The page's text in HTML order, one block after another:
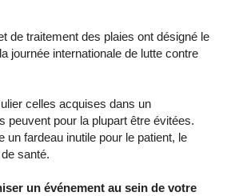
de traitement des plaies ont désigné le
journée internationale de lutte contre
celles acquises dans un
peuvent pour la plupart être évitées.
un fardeau inutile pour le patient, le
santé.
un événement au sein de votre